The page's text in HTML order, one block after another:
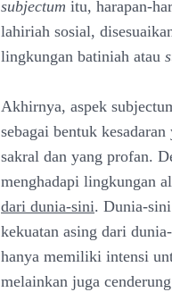
subjectum itu, harapan-
lahiriah sosial,
lingkungan batiniah atau
Akhirnya, aspek
sebagai bentuk
sakral dan yang profan.
menghadapi lingkungan
dari dunia-sini. Dunia-
kekuatan asing dari
hanya memiliki intensi
melainkan juga